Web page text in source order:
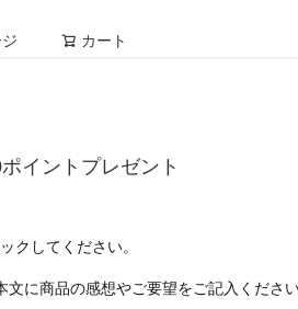
カート
イントプレゼント
クしてください。
に商品の感想やご要望をご記入ください